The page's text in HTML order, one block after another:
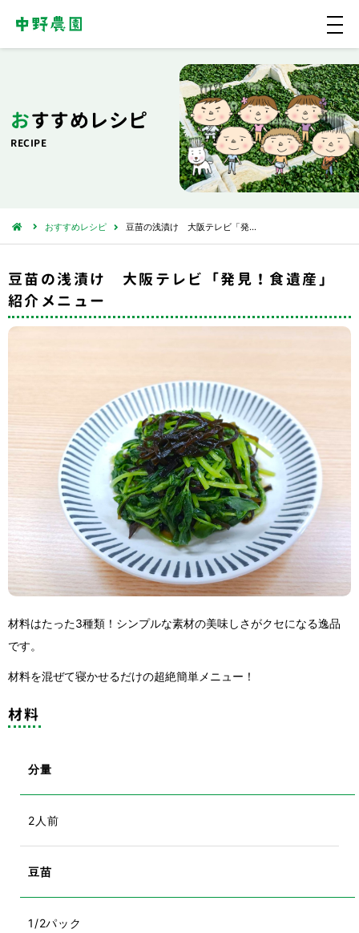
メ
ニ
ュ
ー
おすすめレシピ
RECIPE
おすすめレシピ 豆苗の浅漬け 大阪テレビ「発…
豆苗の浅漬け 大阪テレビ「発見！食遺産」
紹介メニュー
材料はたった3種類！シンプルな素材の美味しさがクセになる逸品
です。
材料を混ぜて寝かせるだけの超絶簡単メニュー！
材料
分量
2人前
豆苗
1/2パック